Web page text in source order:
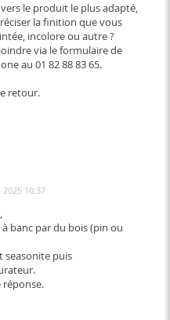
le produit le plus adapté,
la finition que vous
incolore ou autre ?
via le formulaire de
au 01 82 88 83 65.
retour.
2025 10:37
banc par du bois (pin ou
seasonite puis
réponse.